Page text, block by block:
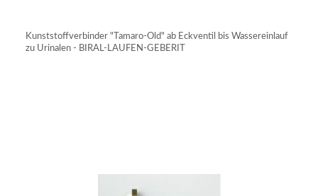
Kunststoffverbinder "Tamaro-Old" ab Eckventil bis Wassereinlauf
zu Urinalen - BIRAL-LAUFEN-GEBERIT